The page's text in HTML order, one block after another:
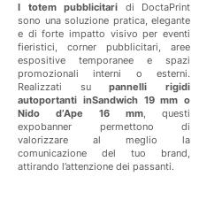
I totem pubblicitari di DoctaPrint
sono una soluzione pratica, elegante
e di forte impatto visivo per eventi
fieristici, corner pubblicitari, aree
espositive temporanee e spazi
promozionali interni o esterni.
Realizzati supannelli rigidi
autoportanti inSandwich 19 mm o
Nido d’Ape 16 mm, questi
expobanner permettono di
valorizzare al meglio la
comunicazione del tuo brand,
attirando l’attenzione dei passanti.